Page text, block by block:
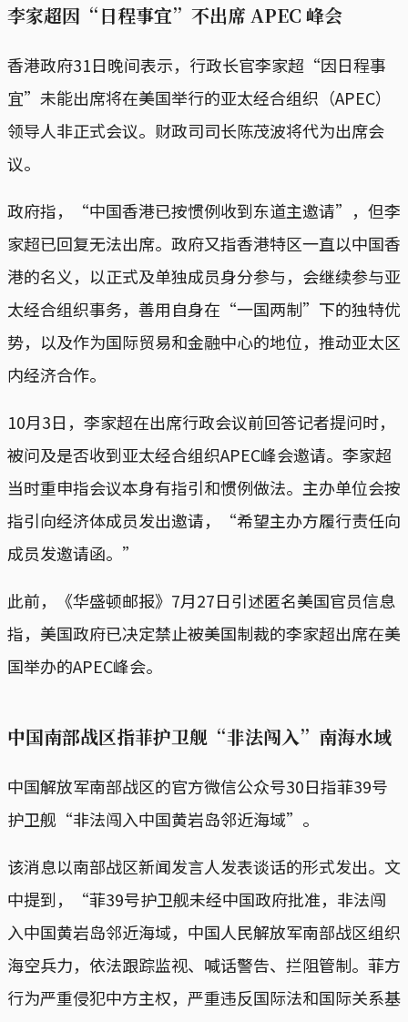
李家超因“日程事宜”不出席 APEC 峰会
香港政府31日晚间表示，行政长官李家超“因日程事
宜”未能出席将在美国举行的亚太经合组织（APEC）
领导人非正式会议。财政司司长陈茂波将代为出席会
议。
政府指，“中国香港已按惯例收到东道主邀请”，但李
家超已回复无法出席。政府又指香港特区一直以中国香
港的名义，以正式及单独成员身分参与，会继续参与亚
太经合组织事务，善用自身在“一国两制”下的独特优
势，以及作为国际贸易和金融中心的地位，推动亚太区
内经济合作。
10月3日，李家超在出席行政会议前回答记者提问时，
被问及是否收到亚太经合组织APEC峰会邀请。李家超
当时重申指会议本身有指引和惯例做法。主办单位会按
指引向经济体成员发出邀请，“希望主办方履行责任向
成员发邀请函。”
此前，《华盛顿邮报》7月27日引述匿名美国官员信息
指，美国政府已决定禁止被美国制裁的李家超出席在美
国举办的APEC峰会。
中国南部战区指菲护卫舰“非法闯入”南海水域
中国解放军南部战区的官方微信公众号30日指菲39号
护卫舰“非法闯入中国黄岩岛邻近海域”。
该消息以南部战区新闻发言人发表谈话的形式发出。文
中提到，“菲39号护卫舰未经中国政府批准，非法闯
入中国黄岩岛邻近海域，中国人民解放军南部战区组织
海空兵力，依法跟踪监视、喊话警告、拦阻管制。菲方
行为严重侵犯中方主权，严重违反国际法和国际关系基